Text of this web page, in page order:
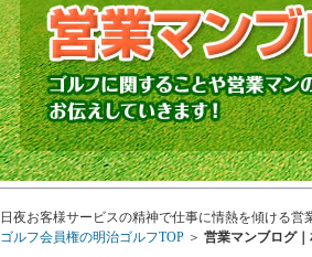
日夜お客様サービスの精神で仕事に情熱を傾ける
ゴルフ会員権の明治ゴルフTOP ＞ 営業マンブログ